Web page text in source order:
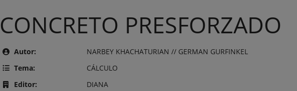
CONCRETO PRESFORZADO
Autor:
NARBEY KHACHATURIAN // GERMAN GURFINKEL
Tema:
CÁLCULO
Editor:
DIANA